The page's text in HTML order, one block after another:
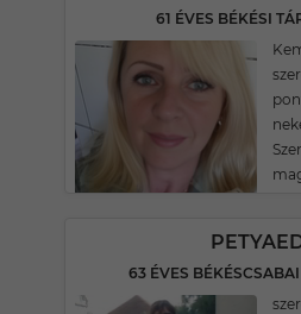
61 ÉVES BÉKÉSI
63 ÉVES